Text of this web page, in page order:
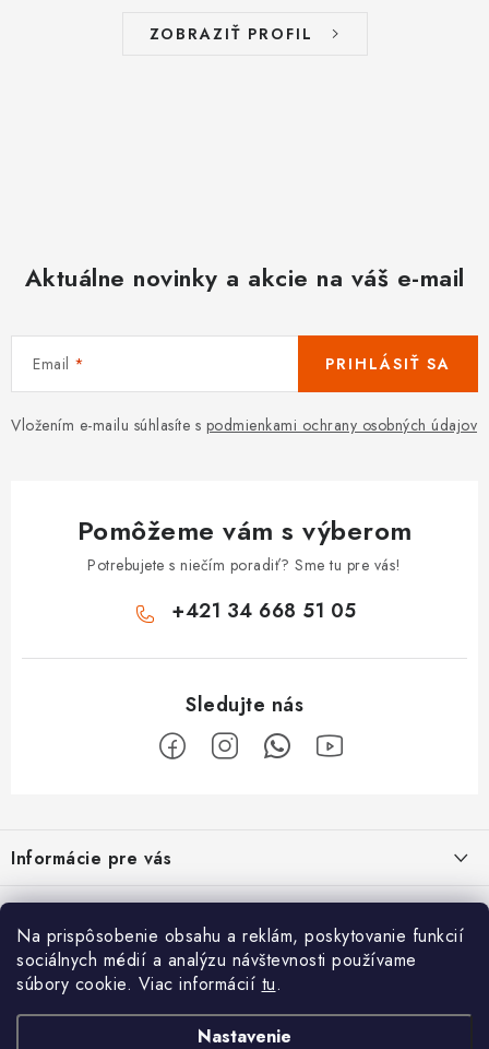
Na prispôsobenie obsahu a reklám, poskytovanie funkcií
sociálnych médií a analýzu návštevnosti používame
súbory cookie. Viac informácií tu.
Nastavenie
ZOBRAZIŤ PROFIL
Aktuálne novinky a akcie na váš e-mail
Email
Vložením e-mailu súhlasíte s podmienkami ochrany osobných údajov
PRIHLÁSIŤ SA
Pomôžeme vám s výberom
Potrebujete s niečím poradiť? Sme tu pre vás!
+421 34 668 51 05
p
ä
Informácie pre vás
Obchodné podmienky
Odstúpenie od zmluvy
Reklamačný poriadok
Podmienky ochrany osobných údajov
Vyrábame sauny na mieru
Špecialista na vírivky, sauny, bazénové príslušenstvo
Užitočne informácie
Krištáľovo čistá voda v bazéne po celé leto
Prijímame online platby